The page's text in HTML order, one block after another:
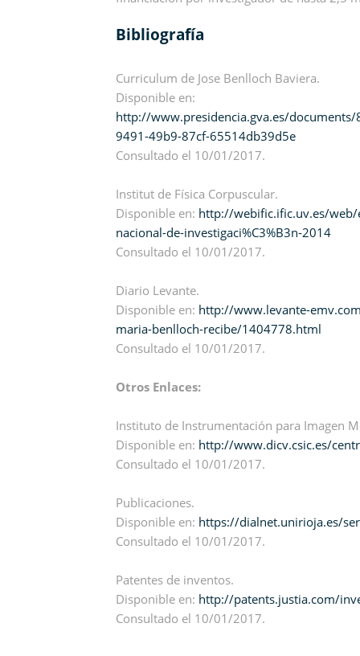
Bibliografía
Curriculum de Jose Benlloch Baviera.
Disponible en:
http://www.presidencia.gva.es/
9491-49b9-87cf-65514db39d5e
Consultado el 10/01/2017.
Institut de Física Corpuscular.
Disponible en: http://webific.ific.uv.es/web/
nacional-de-investigaci%C3%B3n-2014
Consultado el 10/01/2017.
Diario Levante.
Disponible en: http://www.levante-
maria-benlloch-recibe/1404778.html
Consultado el 10/01/2017.
Otros Enlaces:
Instituto de Instrumentación para Imagen
Disponible en: http://www.dicv.csic.es/
Consultado el 10/01/2017.
Publicaciones.
Disponible en: https://dialnet.unirioja.es/
Consultado el 10/01/2017.
Patentes de inventos.
Disponible en: http://patents.justia.com/
Consultado el 10/01/2017.